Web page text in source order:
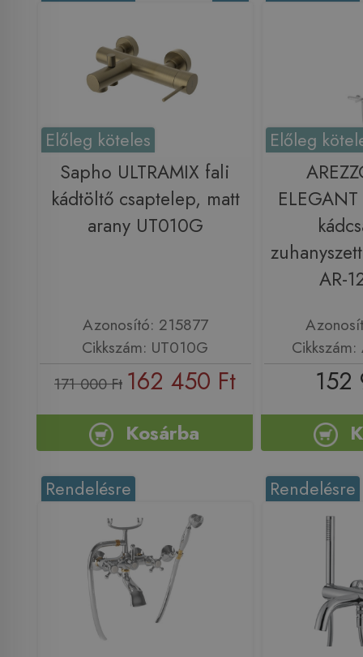
Előleg köteles
Sapho ULTRAMIX fali
kádtöltő csaptelep, matt
arany UT010G
Azonosító: 215877
Cikkszám: UT010G
171 000 Ft 162 450 Ft
Kosárba
Előleg
AR-
152
Rendelésre Rendelésre